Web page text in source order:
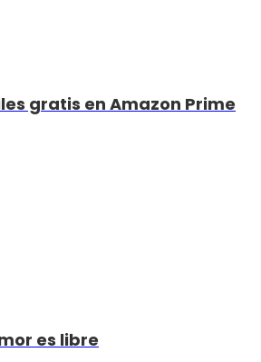
gratis en Amazon Prime
es libre